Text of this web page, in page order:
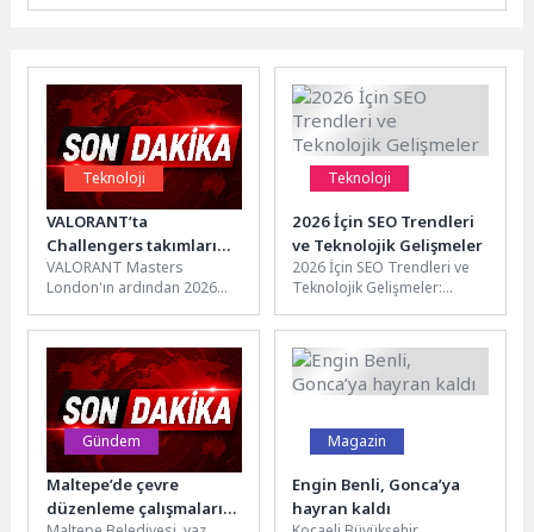
Teknoloji
VALORANT’ta
Challengers takımları
sahneye çıkıyor: 2026
VCT EMEA Stage 2, 15
Temmuz’da başlıyor
VALORANT Masters
London'ın ardından 2026
Temmuz'da başlayacak
Stage 2 ile final...
Teknoloji
2026 İçin SEO Trendleri
ve Teknolojik Gelişmeler
2026 İçin SEO Trendleri ve
Teknolojik Gelişmeler:
yılında SEO dünyasında
beklenen...
Gündem
Maltepe’de çevre
düzenleme çalışmaları
Magazin
Engin Benli, Gonca’ya
hayran kaldı